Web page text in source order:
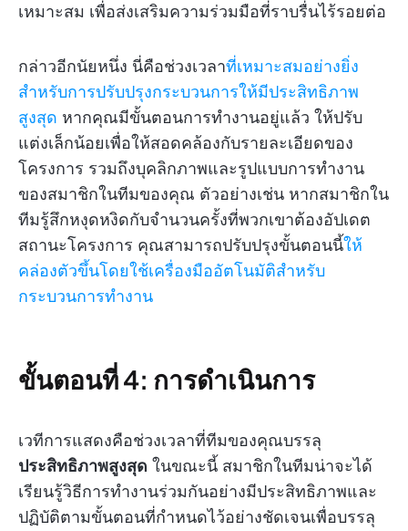
เหมาะสม เพื่อส่งเสริมความร่วมมือที่ราบรื่นไร้รอยต่อ
กล่าวอีกนัยหนึ่ง นี่คือช่วงเวลาที่เหมาะสมอย่างยิ่ง
สำหรับการปรับปรุงกระบวนการให้มีประสิทธิภาพ
สูงสุด หากคุณมีขั้นตอนการทำงานอยู่แล้ว ให้ปรับ
แต่งเล็กน้อยเพื่อให้สอดคล้องกับรายละเอียดของ
โครงการ รวมถึงบุคลิกภาพและรูปแบบการทำงาน
ของสมาชิกในทีมของคุณ ตัวอย่างเช่น หากสมาชิกใน
ทีมรู้สึกหงุดหงิดกับจำนวนครั้งที่พวกเขาต้องอัปเดต
สถานะโครงการ คุณสามารถปรับปรุงขั้นตอนนี้ให้
คล่องตัวขึ้นโดยใช้เครื่องมืออัตโนมัติสำหรับ
กระบวนการทำงาน
ขั้นตอนที่ 4: การดำเนินการ
เวทีการแสดงคือช่วงเวลาที่ทีมของคุณบรรลุ
ประสิทธิภาพสูงสุด ในขณะนี้ สมาชิกในทีมน่าจะได้
เรียนรู้วิธีการทำงานร่วมกันอย่างมีประสิทธิภาพและ
ปฏิบัติตามขั้นตอนที่กำหนดไว้อย่างชัดเจนเพื่อบรรลุ